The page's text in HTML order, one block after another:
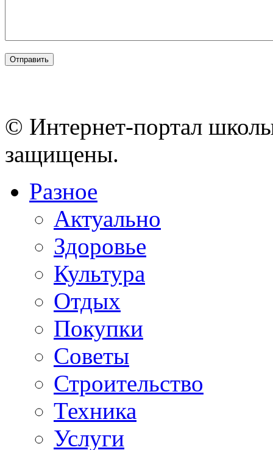
© Интернет-портал
защищены.
Разное
Актуально
Здоровье
Культура
Отдых
Покупки
Советы
Строительство
Техника
Услуги